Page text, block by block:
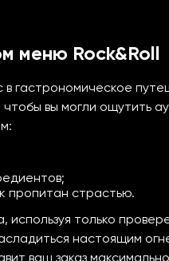
меню Rock&Roll
в гастрономическое
вы могли ощутить
пропитан страстью.
используя только
настоящим
ваш заказ